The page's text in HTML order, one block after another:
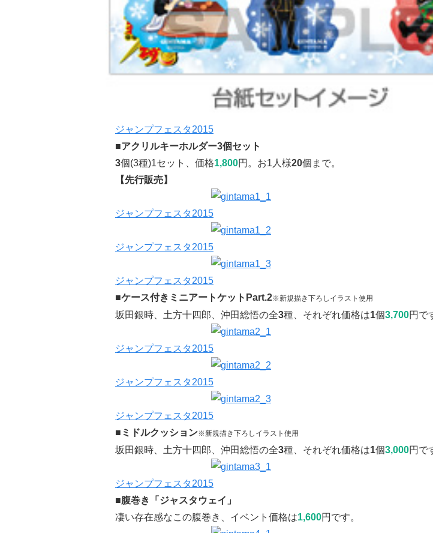
ジャンプフェスタ2015
■アクリルキーホルダー3個セット
3個(3種)1セット、価格1,800円。お1人様20個まで。
【先行販売】
ジャンプフェスタ2015
ジャンプフェスタ2015
ジャンプフェスタ2015
■ケース付きミニアートケットPart.2※新規描き下ろしイラスト使用
坂田銀時、土方十四郎、沖田総悟の全3種、それぞれ価格は1個3,700円で
ジャンプフェスタ2015
ジャンプフェスタ2015
ジャンプフェスタ2015
■ミドルクッション※新規描き下ろしイラスト使用
坂田銀時、土方十四郎、沖田総悟の全3種、それぞれ価格は1個3,000円で
ジャンプフェスタ2015
■腹巻き「ジャスタウェイ」
凄い存在感なこの腹巻き、イベント価格は1,600円です。